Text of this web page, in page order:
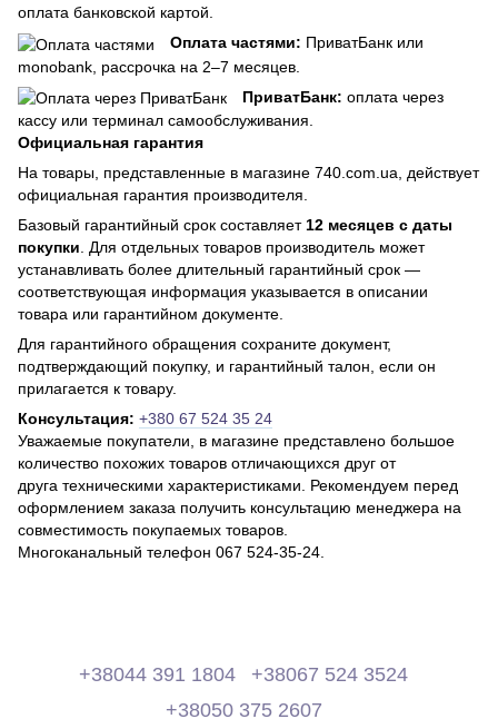
оплата банковской картой.
Оплата частями: ПриватБанк или
monobank, рассрочка на 2–7 месяцев.
ПриватБанк: оплата через
кассу или терминал самообслуживания.
Официальная гарантия
На товары, представленные в магазине 740.com.ua, действует
официальная гарантия производителя.
Базовый гарантийный срок составляет 12 месяцев с даты
покупки . Для отдельных товаров производитель может
устанавливать более длительный гарантийный срок —
соответствующая информация указывается в описании
товара или гарантийном документе.
Для гарантийного обращения сохраните документ,
подтверждающий покупку, и гарантийный талон, если он
прилагается к товару.
Консультация: +380 67 524 35 24
Уважаемые покупатели, в магазине представлено большое
количество похожих товаров отличающихся друг от
друга техническими характеристиками. Рекомендуем перед
оформлением заказа получить консультацию менеджера на
совместимость покупаемых товаров.
Многоканальный телефон 067 524-35-24.
+38044 391 1804
+38067 524 3524
+38050 375 2607